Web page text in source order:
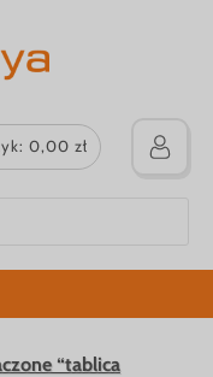
0,00 zł
“tablica